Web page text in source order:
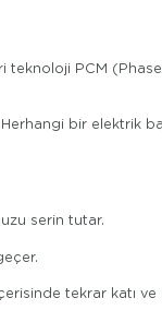
teknoloji PCM
bir elektrik
serin tutar.
tekrar katı ve